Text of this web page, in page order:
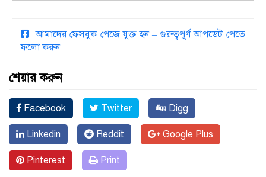
আমাদের ফেসবুক পেজে যুক্ত হন – গুরুত্বপূর্ণ আপডেট পেতে
ফলো করুন
শেয়ার করুন
Facebook Twitter Digg
Linkedin Reddit Google Plus
Pinterest Print